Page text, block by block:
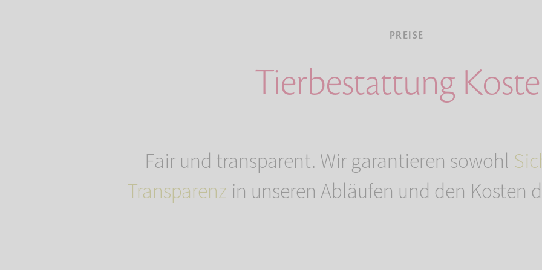
PREISE
Tierbestattung
Fair und transparent. Wir garantieren sowohl
Transparenz in unseren Abläufen und den Kosten